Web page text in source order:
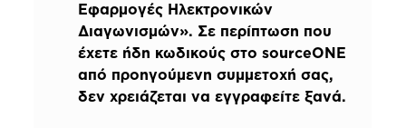
Εφαρμογές Ηλεκτρονικών
Διαγωνισμών». Σε περίπτωση που
έχετε ήδη κωδικούς στο sourceONE
από προηγούμενη συμμετοχή σας,
δεν χρειάζεται να εγγραφείτε ξανά.